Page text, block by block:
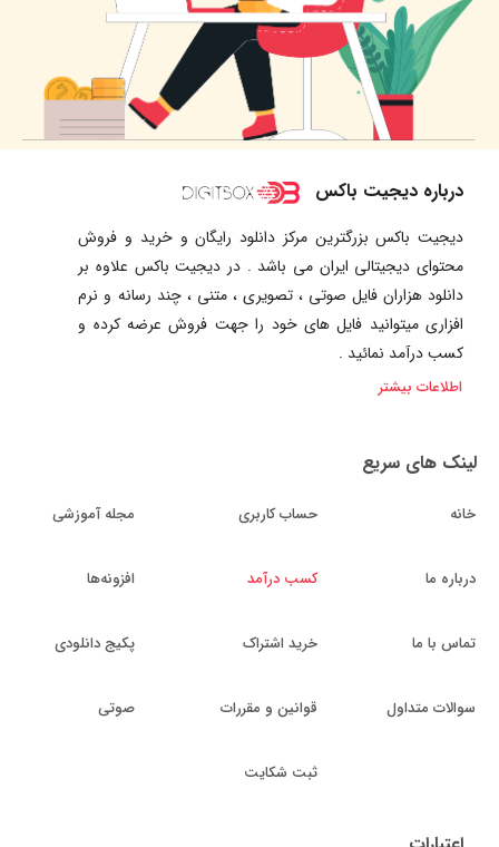
درباره دیجیت باکس
دیجیت باکس بزرگترین مرکز دانلود رایگان و خرید و فروش
محتوای دیجیتالی ایران می باشد . در دیجیت باکس علاوه بر
دانلود هزاران فایل صوتی ، تصویری ، متنی ، چند رسانه و نرم
افزاری میتوانید فایل های خود را جهت فروش عرضه کرده و
کسب درآمد نمائید .
اطلاعات بیشتر
لینک های سریع
خانه
درباره ما
تماس با ما
سوالات متداول
حساب کاربری
کسب درآمد
خرید اشتراک
قوانین و مقررات
ثبت شکایت
مجله آموزشی
افزونه‌ها
پکیج دانلودی
صوتی